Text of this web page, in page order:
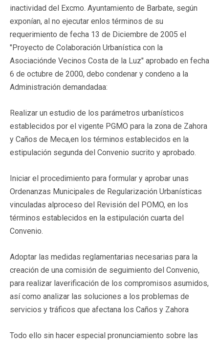
inactividad del Excmo. Ayuntamiento de Barbate, según
exponían, al no ejecutar enlos términos de su
requerimiento de fecha 13 de Diciembre de 2005 el
"Proyecto de Colaboración Urbanística con la
Asociaciónde Vecinos Costa de la Luz" aprobado en fecha
6 de octubre de 2000, debo condenar y condeno a la
Administración demandadaa:
Realizar un estudio de los parámetros urbanísticos
establecidos por el vigente PGMO para la zona de Zahora
y Caños de Meca,en los términos establecidos en la
estipulación segunda del Convenio sucrito y aprobado.
Iniciar el procedimiento para formular y aprobar unas
Ordenanzas Municipales de Regularización Urbanísticas
vinculadas alproceso del Revisión del POMO, en los
términos establecidos en la estipulación cuarta del
Convenio.
Adoptar las medidas reglamentarias necesarias para la
creación de una comisión de seguimiento del Convenio,
para realizar laverificación de los compromisos asumidos,
así como analizar las soluciones a los problemas de
servicios y tráficos que afectana los Caños y Zahora
Todo ello sin hacer especial pronunciamiento sobre las